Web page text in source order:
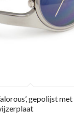
gepolijst met